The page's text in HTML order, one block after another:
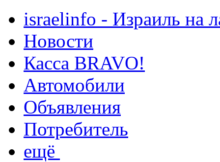
israelinfo - Израиль на
Новости
Касса BRAVO!
Автомобили
Объявления
Потребитель
ещё